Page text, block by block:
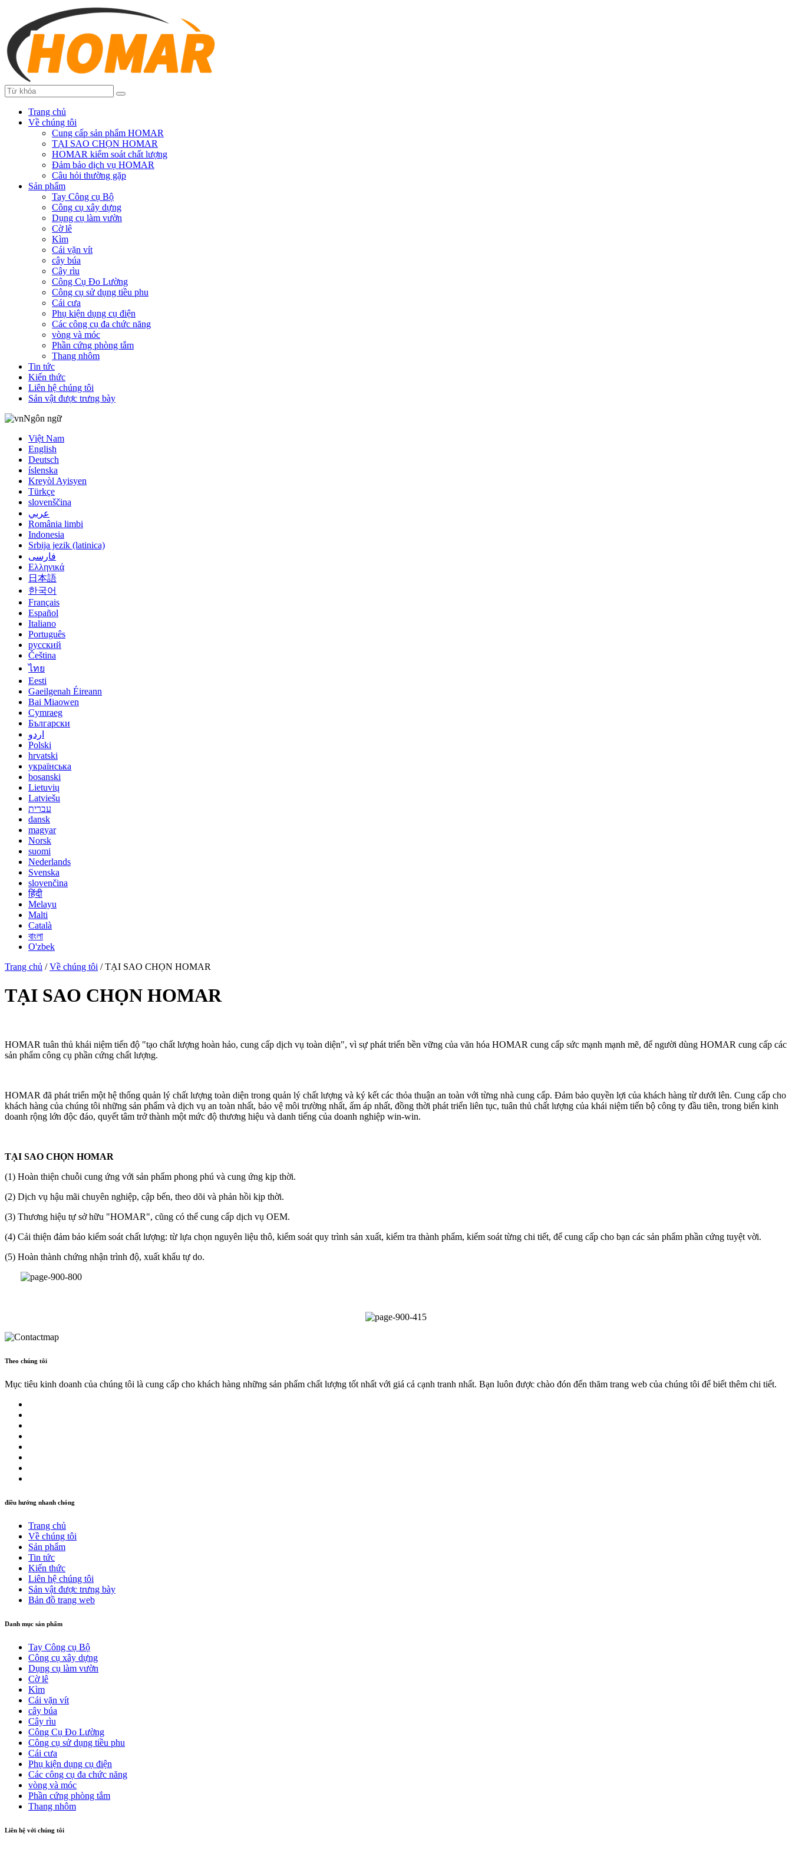
Trang chủ
Về chúng tôi
Cung cấp sản phẩm HOMAR
TẠI SAO CHỌN HOMAR
HOMAR kiểm soát chất lượng
Đảm bảo dịch vụ HOMAR
Câu hỏi thường gặp
Sản phẩm
Tay Công cụ Bộ
Công cụ xây dựng
Dụng cụ làm vườn
Cờ lê
Kìm
Cái vặn vít
cây búa
Cây rìu
Công Cụ Đo Lường
Công cụ sử dụng tiều phu
Cái cưa
Phụ kiện dụng cụ điện
Các công cụ đa chức năng
vòng và móc
Phần cứng phòng tắm
Thang nhôm
Tin tức
Kiến thức
Liên hệ chúng tôi
Sản vật được trưng bày
Ngôn ngữ
Việt Nam
English
Deutsch
íslenska
Kreyòl Ayisyen
Türkçe
slovenščina
عربي
România limbi
Indonesia
Srbija jezik (latinica)
فارسی
Ελληνικά
日本語
한국어
Français
Español
Italiano
Português
русский
Čeština
ไทย
Eesti
Gaeilgenah Éireann
Bai Miaowen
Cymraeg
Български
اردو
Polski
hrvatski
українська
bosanski
Lietuvių
Latviešu
עברית
dansk
magyar
Norsk
suomi
Nederlands
Svenska
slovenčina
हिंदी
Melayu
Malti
Català
বাংলা
O'zbek
Trang chủ /Về chúng tôi / TẠI SAO CHỌN HOMAR
TẠI SAO CHỌN HOMAR
HOMAR tuân thủ khái niệm tiến độ "tạo chất lượng hoàn hảo, cung cấp dịch vụ toàn diện", vì sự phát triển bền vững của văn hóa HOMAR cung cấp sức mạnh mạnh mẽ, để người dùng HOMAR cung cấp các
sản phẩm công cụ phần cứng chất lượng.
HOMAR đã phát triển một hệ thống quản lý chất lượng toàn diện trong quản lý chất lượng và ký kết các thỏa thuận an toàn với từng nhà cung cấp. Đảm bảo quyền lợi của khách hàng từ dưới lên. Cung cấp cho
khách hàng của chúng tôi những sản phẩm và dịch vụ an toàn nhất, bảo vệ môi trường nhất, ấm áp nhất, đồng thời phát triển liên tục, tuân thủ chất lượng của khái niệm tiến bộ công ty đầu tiên, trong biển kinh
doanh rộng lớn độc đáo, quyết tâm trở thành một mức độ thương hiệu và danh tiếng của doanh nghiệp win-win.
TẠI SAO CHỌN HOMAR
(1) Hoàn thiện chuỗi cung ứng với sản phẩm phong phú và cung ứng kịp thời.
(2) Dịch vụ hậu mãi chuyên nghiệp, cập bến, theo dõi và phản hồi kịp thời.
(3) Thương hiệu tự sở hữu "HOMAR", cũng có thể cung cấp dịch vụ OEM.
(4) Cải thiện đảm bảo kiểm soát chất lượng: từ lựa chọn nguyên liệu thô, kiểm soát quy trình sản xuất, kiểm tra thành phẩm, kiểm soát từng chi tiết, để cung cấp cho bạn các sản phẩm phần cứng tuyệt vời.
(5) Hoàn thành chứng nhận trình độ, xuất khẩu tự do.
Theo chúng tôi
Mục tiêu kinh doanh của chúng tôi là cung cấp cho khách hàng những sản phẩm chất lượng tốt nhất với giá cả cạnh tranh nhất. Bạn luôn được chào đón đến thăm trang web của chúng tôi để biết thêm chi tiết.
điều hướng nhanh chóng
Trang chủ
Về chúng tôi
Sản phẩm
Tin tức
Kiến thức
Liên hệ chúng tôi
Sản vật được trưng bày
Bản đồ trang web
Danh mục sản phẩm
Tay Công cụ Bộ
Công cụ xây dựng
Dụng cụ làm vườn
Cờ lê
Kìm
Cái vặn vít
cây búa
Cây rìu
Công Cụ Đo Lường
Công cụ sử dụng tiều phu
Cái cưa
Phụ kiện dụng cụ điện
Các công cụ đa chức năng
vòng và móc
Phần cứng phòng tắm
Thang nhôm
Liên hệ với chúng tôi